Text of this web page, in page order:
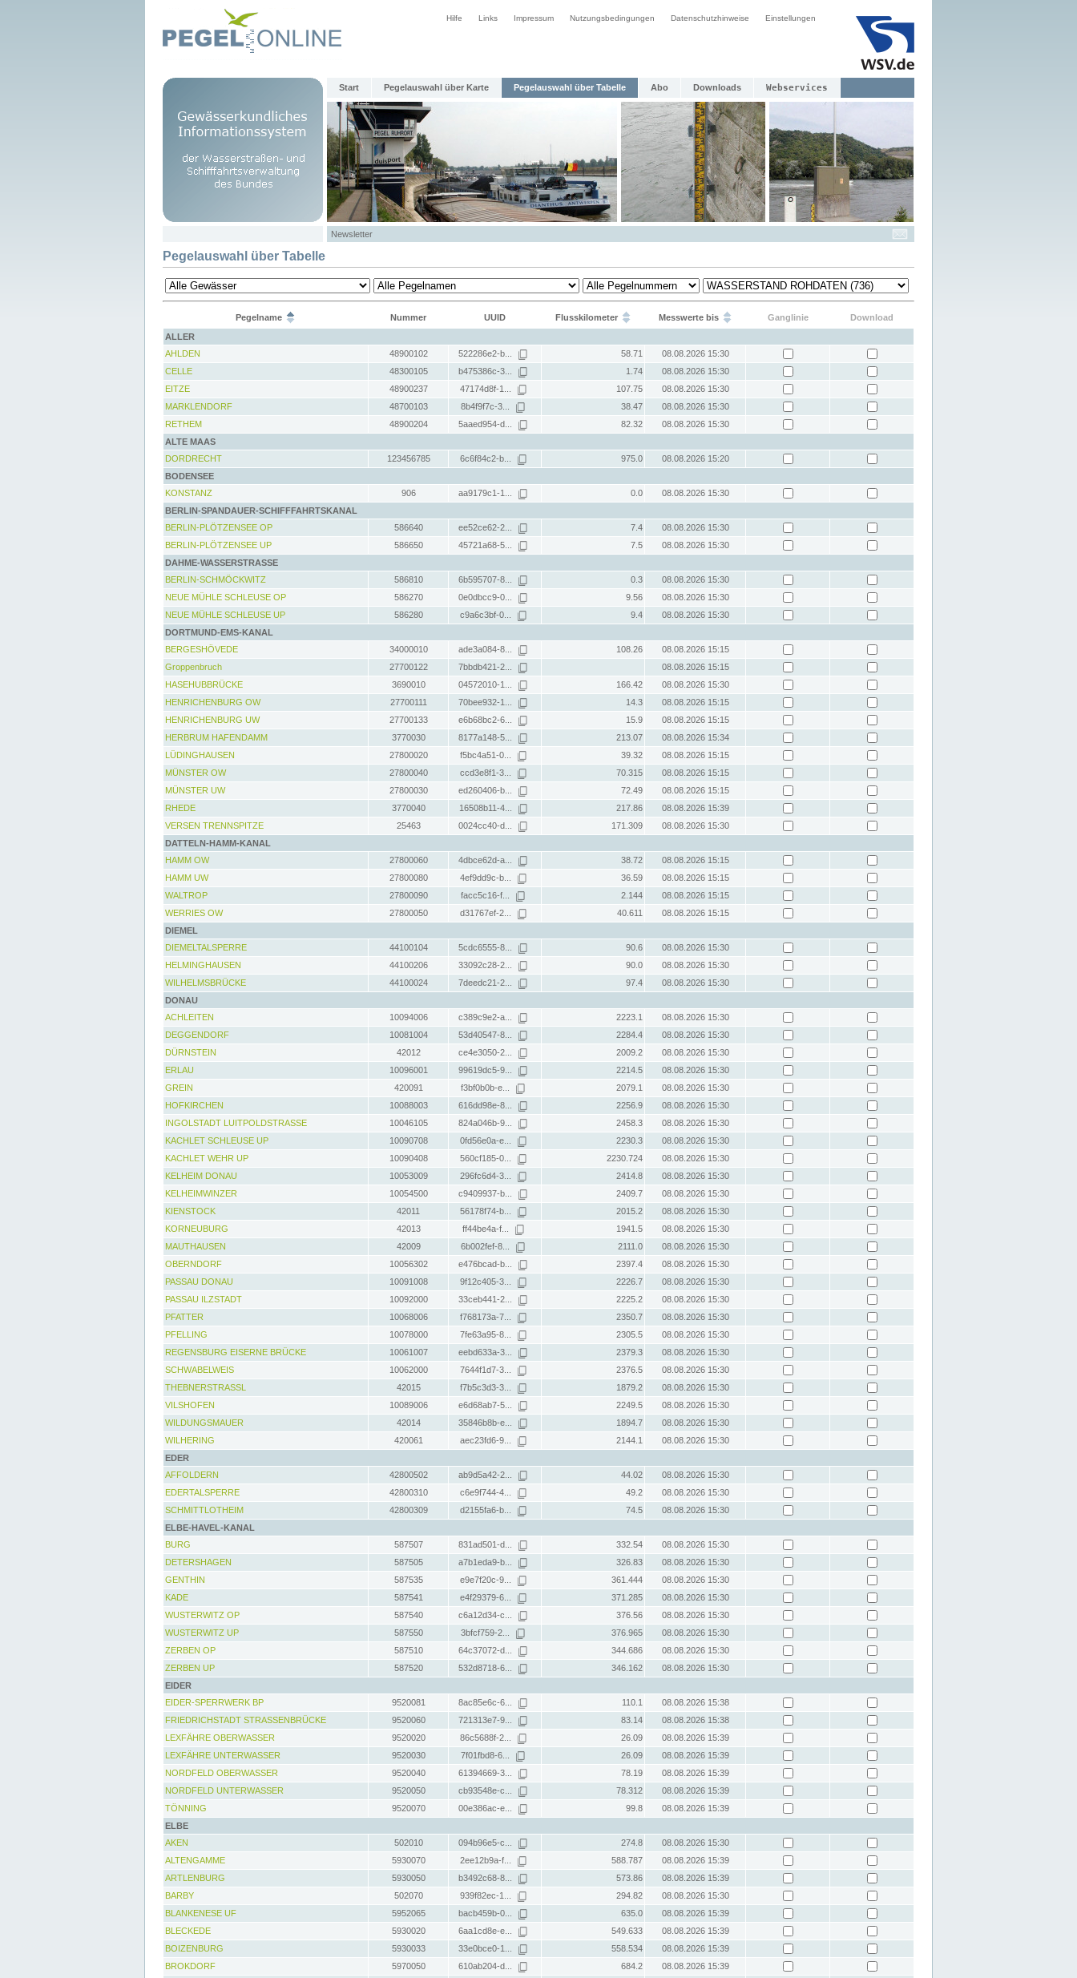
Hilfe Links Impressum Nutzungsbedingungen Datenschutzhinweise Einstellungen
Start Pegelauswahl über Karte Pegelauswahl über Tabelle Abo Downloads Webservices
Newsletter
Pegelauswahl über Tabelle
Pegelname Nummer UUID Flusskilometer Messwerte bis Ganglinie
Download
ALLER
AHLDEN
48900102 522286e2-b... 58.71
08.08.2026 15:30
CELLE
48300105 b475386c-3... 1.74
08.08.2026 15:30
EITZE
48900237 47174d8f-1... 107.75
08.08.2026 15:30
MARKLENDORF
48700103 8b4f9f7c-3... 38.47
08.08.2026 15:30
RETHEM
48900204 5aaed954-d... 82.32
08.08.2026 15:30
ALTE MAAS
DORDRECHT
123456785 6c6f84c2-b... 975.0
08.08.2026 15:20
BODENSEE
KONSTANZ
906 aa9179c1-1... 0.0
08.08.2026 15:30
BERLIN-SPANDAUER-SCHIFFFAHRTSKANAL
BERLIN-PLÖTZENSEE OP
586640 ee52ce62-2... 7.4
08.08.2026 15:30
BERLIN-PLÖTZENSEE UP
586650 45721a68-5... 7.5
08.08.2026 15:30
DAHME-WASSERSTRASSE
BERLIN-SCHMÖCKWITZ
586810 6b595707-8... 0.3
08.08.2026 15:30
NEUE MÜHLE SCHLEUSE OP
586270 0e0dbcc9-0... 9.56
08.08.2026 15:30
NEUE MÜHLE SCHLEUSE UP
586280 c9a6c3bf-0... 9.4
08.08.2026 15:30
DORTMUND-EMS-KANAL
BERGESHÖVEDE
34000010 ade3a084-8... 108.26
08.08.2026 15:15
Groppenbruch
27700122 7bbdb421-2...
08.08.2026 15:15
HASEHUBBRÜCKE
3690010 04572010-1... 166.42
08.08.2026 15:30
HENRICHENBURG OW
27700111 70bee932-1... 14.3
08.08.2026 15:15
HENRICHENBURG UW
27700133 e6b68bc2-6... 15.9
08.08.2026 15:15
HERBRUM HAFENDAMM
3770030 8177a148-5... 213.07
08.08.2026 15:34
LÜDINGHAUSEN
27800020 f5bc4a51-0... 39.32
08.08.2026 15:15
MÜNSTER OW
27800040 ccd3e8f1-3... 70.315
08.08.2026 15:15
MÜNSTER UW
27800030 ed260406-b... 72.49
08.08.2026 15:15
RHEDE
3770040 16508b11-4... 217.86
08.08.2026 15:39
VERSEN TRENNSPITZE
25463 0024cc40-d... 171.309
08.08.2026 15:30
DATTELN-HAMM-KANAL
HAMM OW
27800060 4dbce62d-a... 38.72
08.08.2026 15:15
HAMM UW
27800080 4ef9dd9c-b... 36.59
08.08.2026 15:15
WALTROP
27800090 facc5c16-f... 2.144
08.08.2026 15:15
WERRIES OW
27800050 d31767ef-2... 40.611
08.08.2026 15:15
DIEMEL
DIEMELTALSPERRE
44100104 5cdc6555-8... 90.6
08.08.2026 15:30
HELMINGHAUSEN
44100206 33092c28-2... 90.0
08.08.2026 15:30
WILHELMSBRÜCKE
44100024 7deedc21-2... 97.4
08.08.2026 15:30
DONAU
ACHLEITEN
10094006 c389c9e2-a... 2223.1
08.08.2026 15:30
DEGGENDORF
10081004 53d40547-8... 2284.4
08.08.2026 15:30
DÜRNSTEIN
42012 ce4e3050-2... 2009.2
08.08.2026 15:30
ERLAU
10096001 99619dc5-9... 2214.5
08.08.2026 15:30
GREIN
420091 f3bf0b0b-e... 2079.1
08.08.2026 15:30
HOFKIRCHEN
10088003 616dd98e-8... 2256.9
08.08.2026 15:30
INGOLSTADT LUITPOLDSTRASSE
10046105 824a046b-9... 2458.3
08.08.2026 15:30
KACHLET SCHLEUSE UP
10090708 0fd56e0a-e... 2230.3
08.08.2026 15:30
KACHLET WEHR UP
10090408 560cf185-0... 2230.724
08.08.2026 15:30
KELHEIM DONAU
10053009 296fc6d4-3... 2414.8
08.08.2026 15:30
KELHEIMWINZER
10054500 c9409937-b... 2409.7
08.08.2026 15:30
KIENSTOCK
42011 56178f74-b... 2015.2
08.08.2026 15:30
KORNEUBURG
42013 ff44be4a-f... 1941.5
08.08.2026 15:30
MAUTHAUSEN
42009 6b002fef-8... 2111.0
08.08.2026 15:30
OBERNDORF
10056302 e476bcad-b... 2397.4
08.08.2026 15:30
PASSAU DONAU
10091008 9f12c405-3... 2226.7
08.08.2026 15:30
PASSAU ILZSTADT
10092000 33ceb441-2... 2225.2
08.08.2026 15:30
PFATTER
10068006 f768173a-7... 2350.7
08.08.2026 15:30
PFELLING
10078000 7fe63a95-8... 2305.5
08.08.2026 15:30
REGENSBURG EISERNE BRÜCKE
10061007 eebd633a-3... 2379.3
08.08.2026 15:30
SCHWABELWEIS
10062000 7644f1d7-3... 2376.5
08.08.2026 15:30
THEBNERSTRASSL
42015 f7b5c3d3-3... 1879.2
08.08.2026 15:30
VILSHOFEN
10089006 e6d68ab7-5... 2249.5
08.08.2026 15:30
WILDUNGSMAUER
42014 35846b8b-e... 1894.7
08.08.2026 15:30
WILHERING
420061 aec23fd6-9... 2144.1
08.08.2026 15:30
EDER
AFFOLDERN
42800502 ab9d5a42-2... 44.02
08.08.2026 15:30
EDERTALSPERRE
42800310 c6e9f744-4... 49.2
08.08.2026 15:30
SCHMITTLOTHEIM
42800309 d2155fa6-b... 74.5
08.08.2026 15:30
ELBE-HAVEL-KANAL
BURG
587507 831ad501-d... 332.54
08.08.2026 15:30
DETERSHAGEN
587505 a7b1eda9-b... 326.83
08.08.2026 15:30
GENTHIN
587535 e9e7f20c-9... 361.444
08.08.2026 15:30
KADE
587541 e4f29379-6... 371.285
08.08.2026 15:30
WUSTERWITZ OP
587540 c6a12d34-c... 376.56
08.08.2026 15:30
WUSTERWITZ UP
587550 3bfcf759-2... 376.965
08.08.2026 15:30
ZERBEN OP
587510 64c37072-d... 344.686
08.08.2026 15:30
ZERBEN UP
587520 532d8718-6... 346.162
08.08.2026 15:30
EIDER
EIDER-SPERRWERK BP
9520081 8ac85e6c-6... 110.1
08.08.2026 15:38
FRIEDRICHSTADT STRASSENBRÜCKE
9520060 721313e7-9... 83.14
08.08.2026 15:38
LEXFÄHRE OBERWASSER
9520020 86c5688f-2... 26.09
08.08.2026 15:39
LEXFÄHRE UNTERWASSER
9520030 7f01fbd8-6... 26.09
08.08.2026 15:39
NORDFELD OBERWASSER
9520040 61394669-3... 78.19
08.08.2026 15:39
NORDFELD UNTERWASSER
9520050 cb93548e-c... 78.312
08.08.2026 15:39
TÖNNING
9520070 00e386ac-e... 99.8
08.08.2026 15:39
ELBE
AKEN
502010 094b96e5-c... 274.8
08.08.2026 15:30
ALTENGAMME
5930070 2ee12b9a-f... 588.787
08.08.2026 15:39
ARTLENBURG
5930050 b3492c68-8... 573.86
08.08.2026 15:39
BARBY
502070 939f82ec-1... 294.82
08.08.2026 15:30
BLANKENESE UF
5952065 bacb459b-0... 635.0
08.08.2026 15:39
BLECKEDE
5930020 6aa1cd8e-e... 549.633
08.08.2026 15:39
BOIZENBURG
5930033 33e0bce0-1... 558.534
08.08.2026 15:39
BROKDORF
5970050 610ab204-d... 684.2
08.08.2026 15:39